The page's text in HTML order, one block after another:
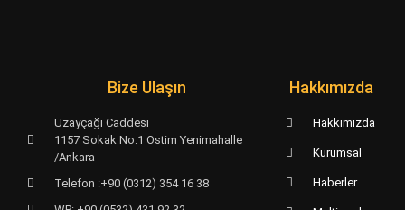
Bize Ulaşın
Uzayçağı Caddesi
1157 Sokak No:1 Ostim Yenimahalle
/Ankara
Telefon :+90 (0312) 354 16 38
Hakkımızda
Hakkımızda
Kurumsal
Haberler